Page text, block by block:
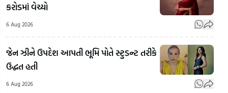
કરોડમાં વેચ્યો
6 Aug 2026
જેન ઝીને ઉપદેશ આપતી ભૂમિ પોતે સ્ટુડન્ટ તરીકે
ઉદ્ધત હતી
6 Aug 2026
પ્રતિબંધ
લાગ્યો એ
પનીરની
ઓળખ
કેવી રીતે
કરી શકાય?
સબક
શીખવાડવા